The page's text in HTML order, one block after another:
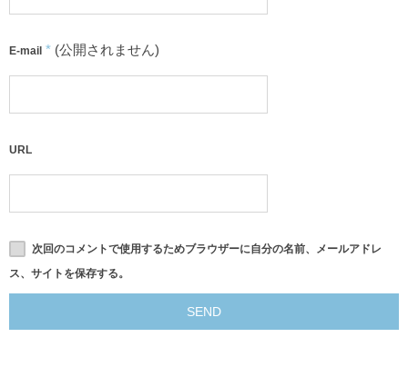
E-mail * (公開されません)
URL
次回のコメントで使用するためブラウザーに自分の名前、メールアドレ
ス、サイトを保存する。